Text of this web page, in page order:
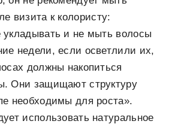
визита к колористу:
укладывать и не мыть волосы
недели, если осветлили их,
должны накопиться
Они защищают структуру
необходимы для роста».
использовать натуральное